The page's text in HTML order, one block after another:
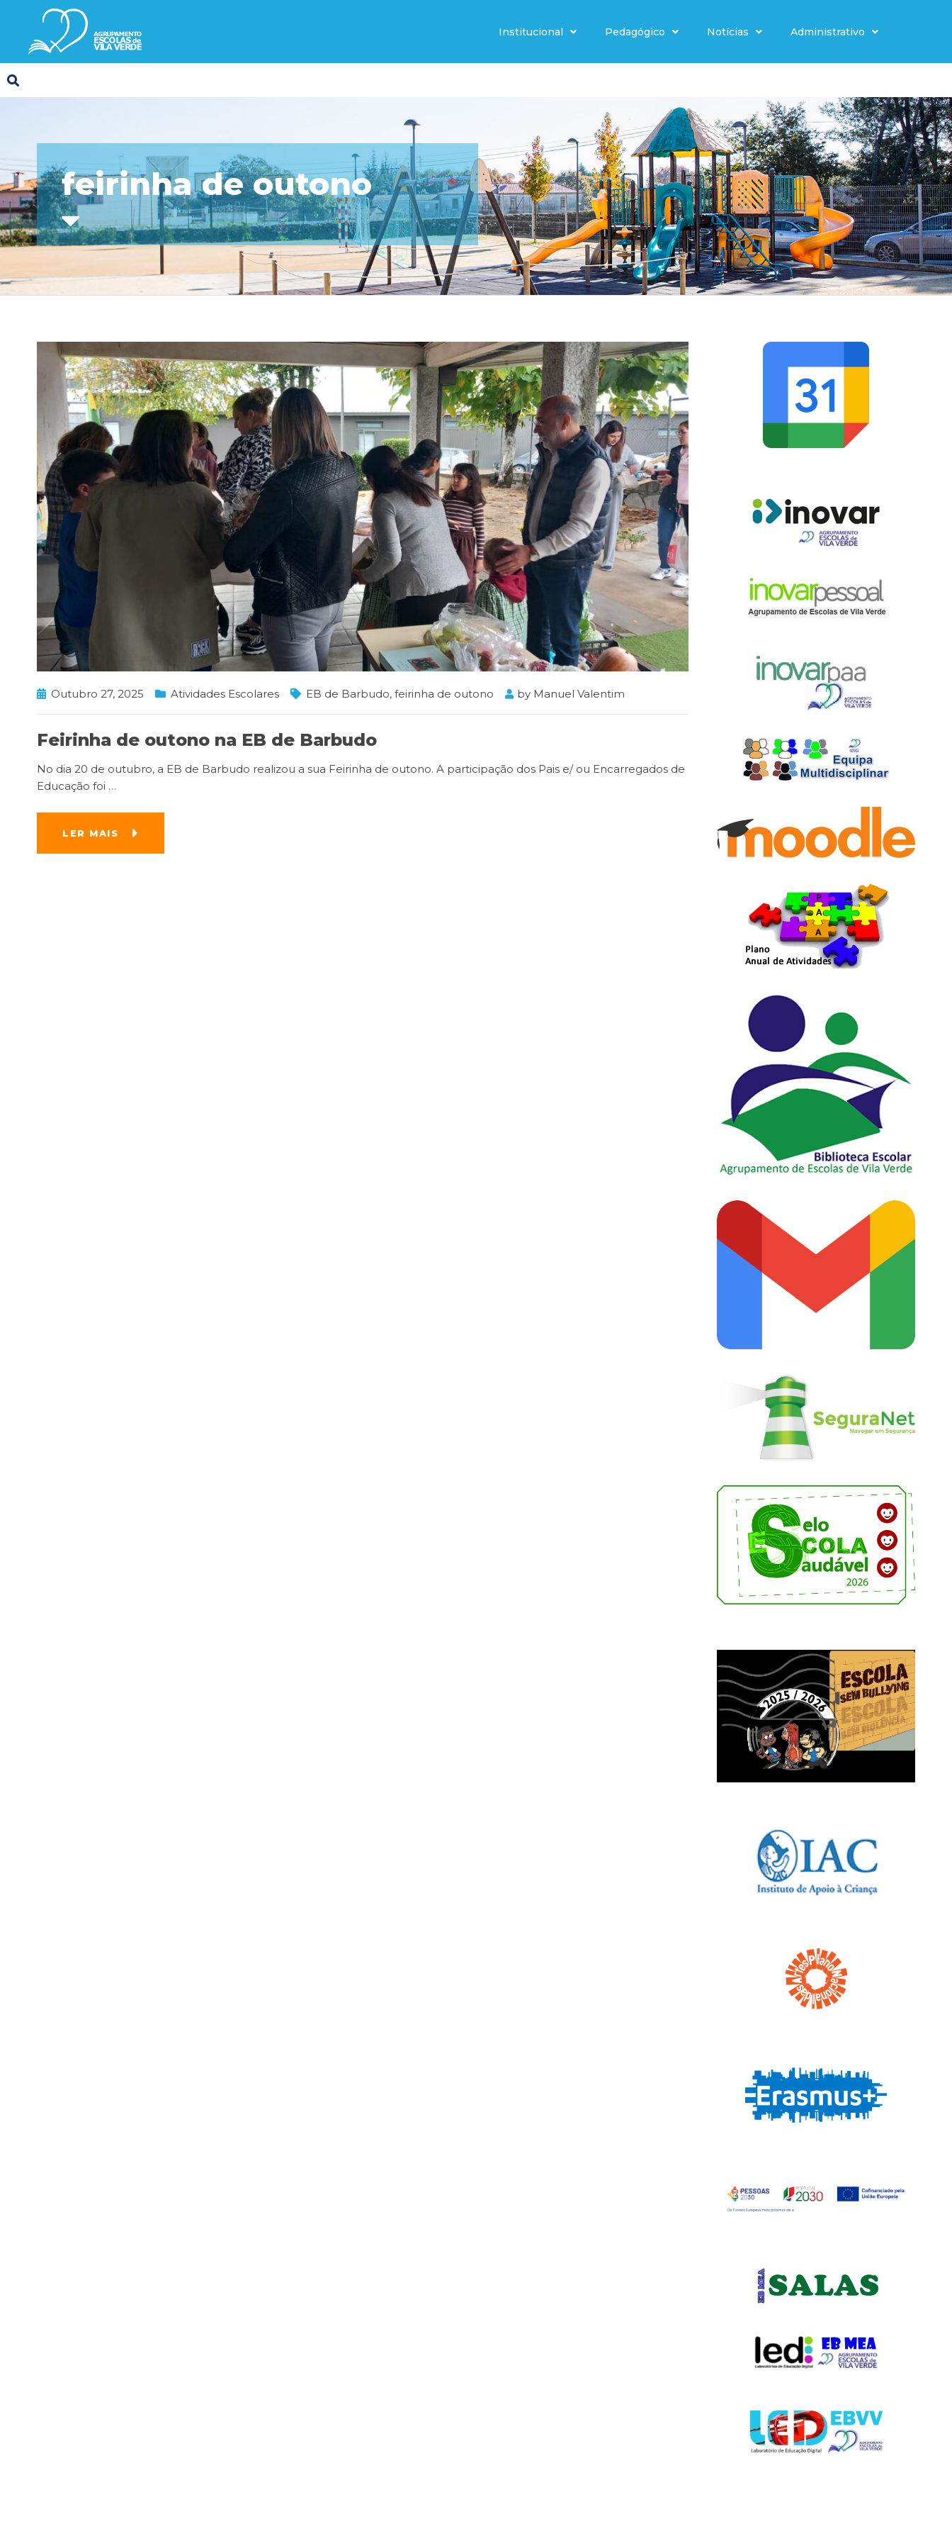
Institucional Pedagógico Notícias Administrativo
feirinha de outono
Outubro 27, 2025 Atividades Escolares EB de Barbudo, feirinha de outono by Manuel Valentim
Feirinha de outono na EB de Barbudo
No dia 20 de outubro, a EB de Barbudo realizou a sua Feirinha de outono. A participação dos Pais e/ ou Encarregados de
Educação foi …
LER MAIS